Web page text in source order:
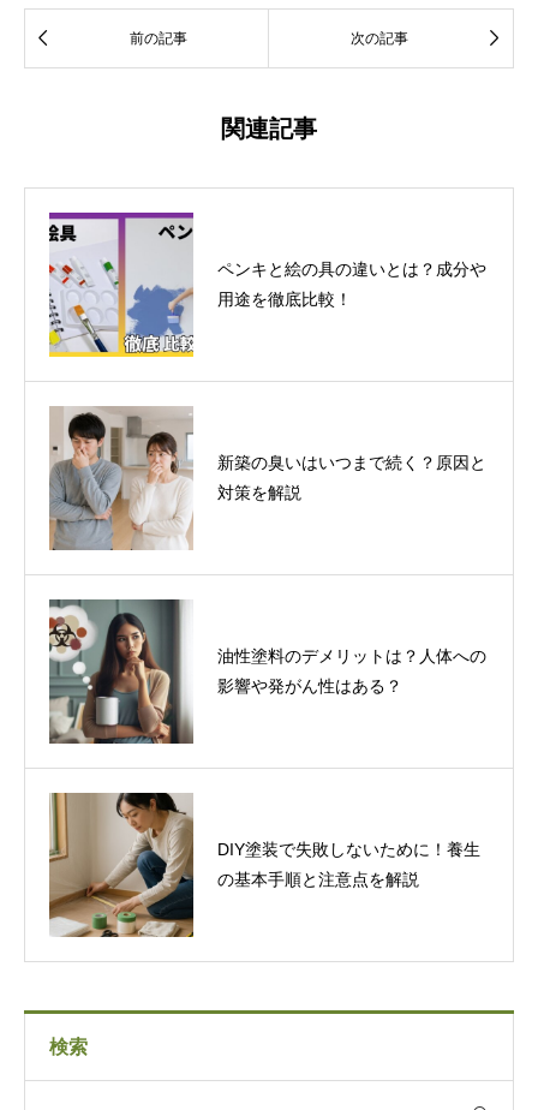
 前の記事 次の記事 
関連記事
ペンキと絵の具の違いとは？成分や
用途を徹底比較！
新築の臭いはいつまで続く？原因と
対策を解説
油性塗料のデメリットは？人体への
影響や発がん性はある？
DIY塗装で失敗しないために！養生
の基本手順と注意点を解説
検索